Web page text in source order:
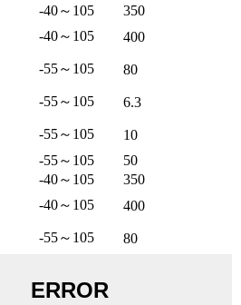
-40～105
350
-40～105 400
-55～105 80
-55～105 6.3
-55～105
10
-55～105
50
-40～105
350
-40～105 400
-55～105 80
-55～105